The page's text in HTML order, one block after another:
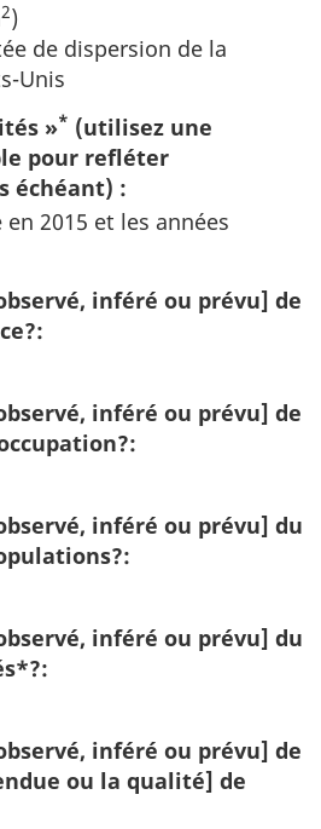
2)
de dispersion de la
Unis
»* (utilisez une
pour refléter
échéant) :
2015 et les années
inféré ou prévu] de
inféré ou prévu] de
inféré ou prévu] du
inféré ou prévu] du
inféré ou prévu] de
ou la qualité] de